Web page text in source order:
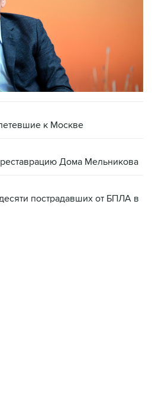
к Москве
Дома Мельникова
пострадавших от БПЛА в